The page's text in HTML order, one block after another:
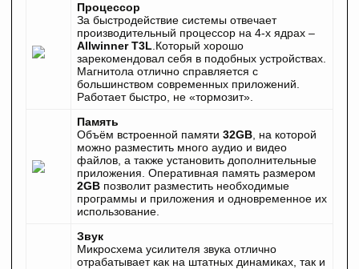
Процессор
За быстродействие системы отвечает
производительный процессор на 4‐х ядрах –
Allwinner T3L .Который хорошо
зарекомендовал себя в подобных устройствах.
Магнитола отлично справляется с
большинством современных приложений.
Работает быстро, не «тормозит».
Память
Объём встроенной памяти 32GB , на которой
можно разместить много аудио и видео
файлов, а также установить дополнительные
приложения. Оперативная память размером
2GB позволит разместить необходимые
программы и приложения и одновременное их
использование.
Звук
Микросхема усилителя звука отлично
отрабатывает как на штатных динамиках, так и